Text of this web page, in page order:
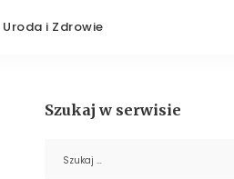
Uroda i Zdrowie
Szukaj w serwisie